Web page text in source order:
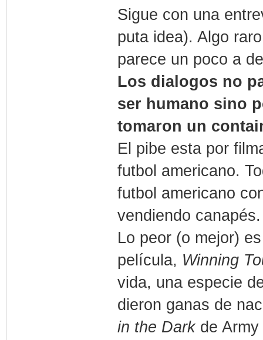
Sigue con una
puta idea). Algo
parece un poco a
Los dialogos no
ser humano sino
tomaron un
El pibe esta por
futbol americano.
futbol americano
vendiendo
Lo peor (o mejor)
película, Winning
vida, una especie
dieron ganas de
in the Dark de